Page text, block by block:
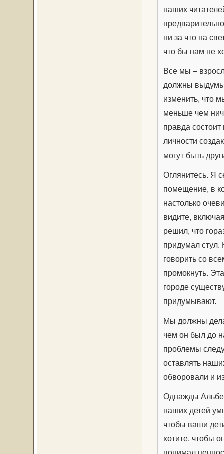
наших
ни за что на
что бы нам не
Все мы –
должны
изменить, что
меньше чем
правда
личности
могут быть
Оглянитесь. Я
помещение, в
настолько
видите,
решил, что
придумал стул.
говорить со
промокнуть.
городе
придумывают.
Мы должны
чем он был до
проблемы
оставлять
обворовали и
Однажды
наших детей
чтобы ваши
хотите, чтобы